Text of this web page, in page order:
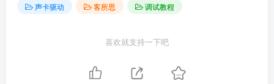
声卡驱动 客所思 调试教程
喜欢就支持一下吧